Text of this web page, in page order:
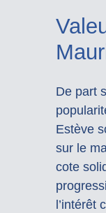
De part
Estève
sur le
cote
l’intérêt